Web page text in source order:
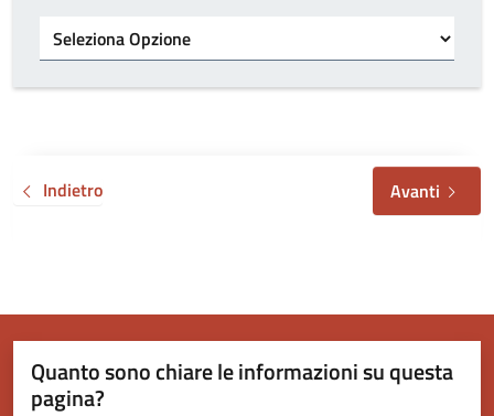
Indietro Avanti
Quanto sono chiare le informazioni su questa
pagina?